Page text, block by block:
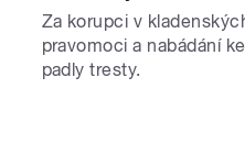
Za korupci v
pravomoci a nabádání
padly tresty.